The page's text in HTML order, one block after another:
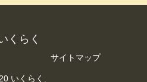
くらく
サイトマップ
いくらく.